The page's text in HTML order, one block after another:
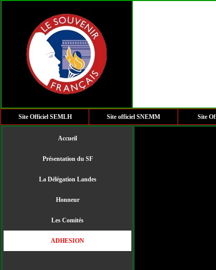
Site Officiel SEMLH Site officiel SNEMM Site
Accueil
Présentation du SF
La Délégation Landes
Honneur
Les Comités
ADHESION